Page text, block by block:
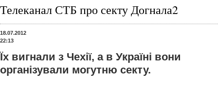
Телеканал СТБ про секту Догнала2
18.07.2012
22:13
Їх вигнали з Чехії, а в Україні вони
організували могутню секту.